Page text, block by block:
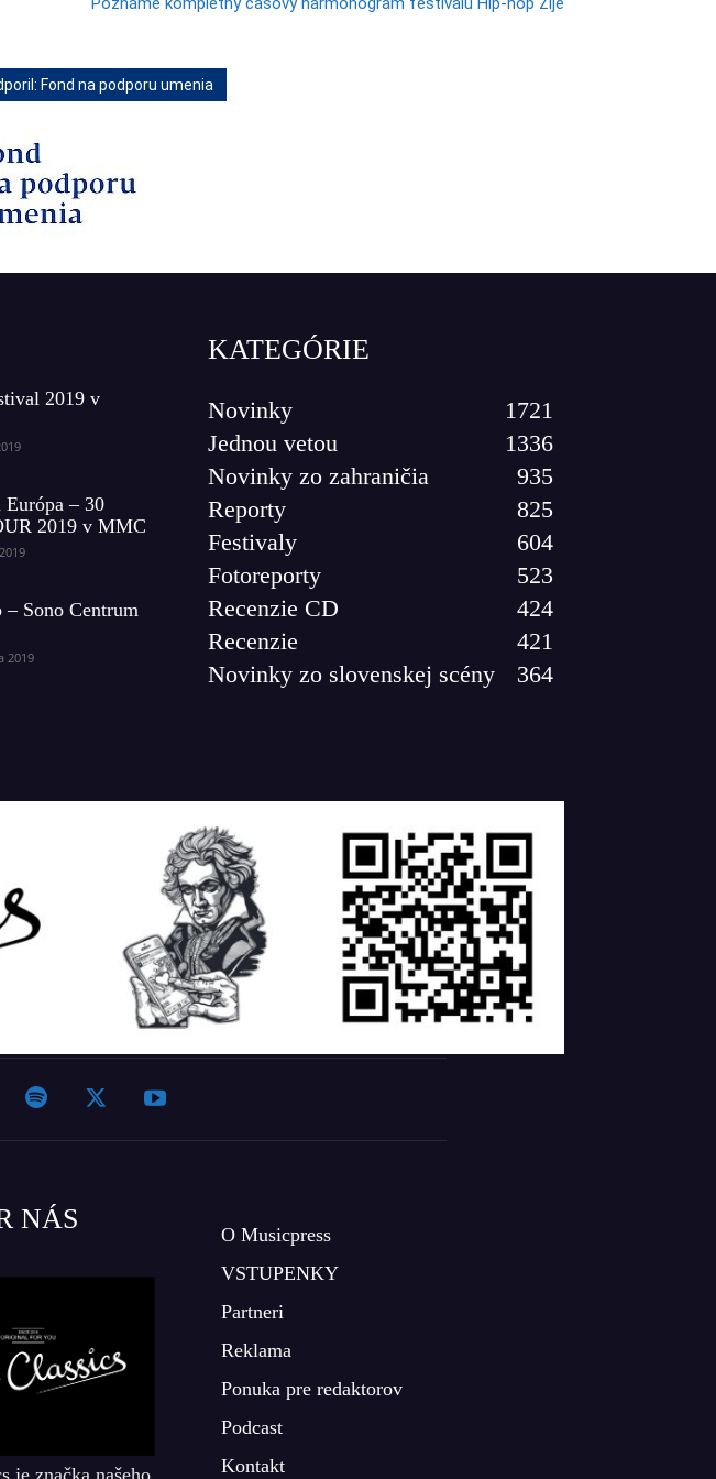
Fond na podporu umenia
2019 v
Európa – 30
2019 v MMC
Sono Centrum
2019
KATEGÓRIE
Novinky
1721
Jednou vetou
1336
Novinky zo zahraničia
935
Reporty
825
Festivaly
604
Fotoreporty
523
Recenzie CD
424
Recenzie
421
Novinky zo slovenskej scény
364
NÁS
O Musicpress
VSTUPENKY
Partneri
Reklama
Ponuka pre redaktorov
Podcast
Kontakt